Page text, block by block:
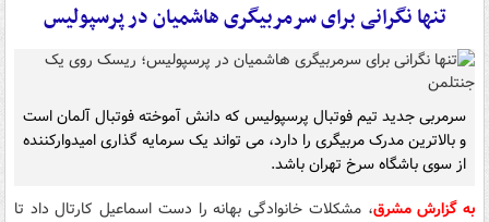
تنها نگرانی برای سرمربیگری هاشمیان در پرسپولیس
سرمربی جدید تیم فوتبال پرسپولیس که دانش آموخته فوتبال آلمان است
و بالاترین مدرک مربیگری را دارد، می تواند یک سرمایه گذاری امیدوارکننده
از سوی باشگاه سرخ تهران باشد.
به گزارش مشرق، مشکلات خانوادگی بهانه را دست اسماعیل کارتال داد تا